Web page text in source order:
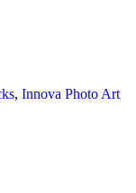
, Innova Photo Art